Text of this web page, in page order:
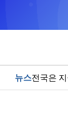
뉴스전국은